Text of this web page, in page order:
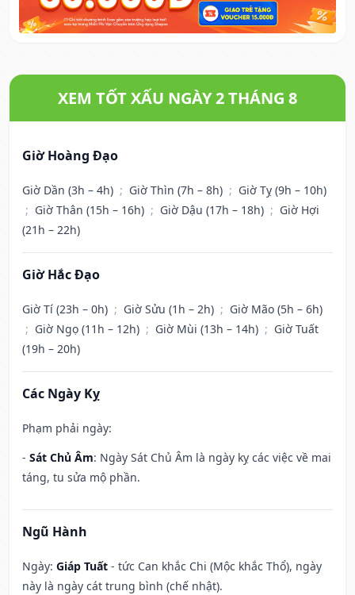
XEM TỐT XẤU NGÀY 2 THÁNG 8
Giờ Hoàng Đạo
Giờ Dần (3h – 4h) ; Giờ Thìn (7h – 8h) ; Giờ Tỵ (9h – 10h)
; Giờ Thân (15h – 16h) ; Giờ Dậu (17h – 18h) ; Giờ Hợi
(21h – 22h)
Giờ Hắc Đạo
Giờ Tí (23h – 0h) ; Giờ Sửu (1h – 2h) ; Giờ Mão (5h – 6h)
; Giờ Ngọ (11h – 12h) ; Giờ Mùi (13h – 14h) ; Giờ Tuất
(19h – 20h)
Các Ngày Kỵ
Phạm phải ngày:
- Sát Chủ Âm: Ngày Sát Chủ Âm là ngày kỵ các việc về mai
táng, tu sửa mộ phần.
Ngũ Hành
Ngày: Giáp Tuất - tức Can khắc Chi (Mộc khắc Thổ), ngày
này là ngày cát trung bình (chế nhật).